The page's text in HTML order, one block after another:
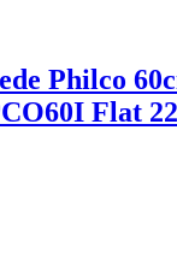
Philco
Flat